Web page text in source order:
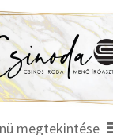
megtekintése